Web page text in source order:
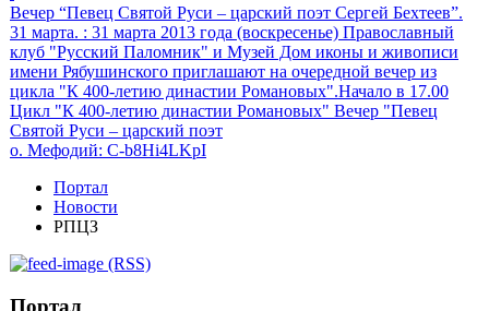
Вечер “Певец Святой Руси – царский поэт Сергей Бехтеев”.
31 марта. : 31 марта 2013 года (воскресенье) Православный
клуб "Русский Паломник" и Музей Дом иконы и живописи
имени Рябушинского приглашают на очередной вечер из
цикла "К 400-летию династии Романовых".Начало в 17.00
Цикл "К 400-летию династии Романовых" Вечер "Певец
Святой Руси – царский поэт
о. Мефодий: C-b8Hi4LKpI
Портал
Новости
РПЦЗ
(RSS)
Портал